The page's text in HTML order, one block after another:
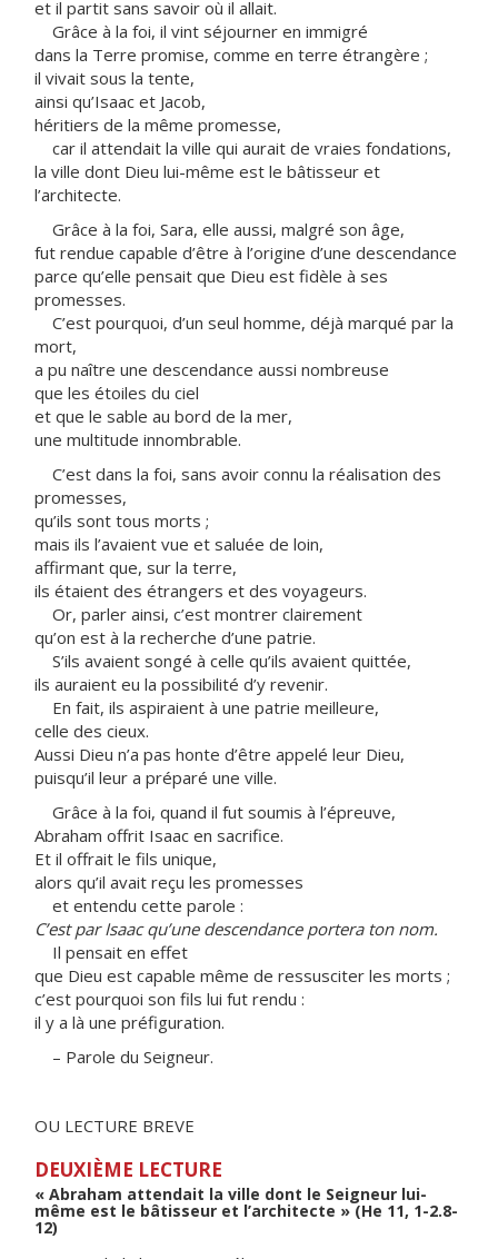
et il partit sans savoir où il allait.
Grâce à la foi, il vint séjourner en immigré
dans la Terre promise, comme en terre étrangère ;
il vivait sous la tente,
ainsi qu’Isaac et Jacob,
héritiers de la même promesse,
car il attendait la ville qui aurait de vraies fondations,
la ville dont Dieu lui-même est le bâtisseur et
l’architecte.
Grâce à la foi, Sara, elle aussi, malgré son âge,
fut rendue capable d’être à l’origine d’une descendance
parce qu’elle pensait que Dieu est fidèle à ses
promesses.
C’est pourquoi, d’un seul homme, déjà marqué par la
mort,
a pu naître une descendance aussi nombreuse
que les étoiles du ciel
et que le sable au bord de la mer,
une multitude innombrable.
C’est dans la foi, sans avoir connu la réalisation des
promesses,
qu’ils sont tous morts ;
mais ils l’avaient vue et saluée de loin,
affirmant que, sur la terre,
ils étaient des étrangers et des voyageurs.
Or, parler ainsi, c’est montrer clairement
qu’on est à la recherche d’une patrie.
S’ils avaient songé à celle qu’ils avaient quittée,
ils auraient eu la possibilité d’y revenir.
En fait, ils aspiraient à une patrie meilleure,
celle des cieux.
Aussi Dieu n’a pas honte d’être appelé leur Dieu,
puisqu’il leur a préparé une ville.
Grâce à la foi, quand il fut soumis à l’épreuve,
Abraham offrit Isaac en sacrifice.
Et il offrait le fils unique,
alors qu’il avait reçu les promesses
et entendu cette parole :
C’est par Isaac qu’une descendance portera ton nom.
Il pensait en effet
que Dieu est capable même de ressusciter les morts ;
c’est pourquoi son fils lui fut rendu :
il y a là une préfiguration.
– Parole du Seigneur.
OU LECTURE BREVE
DEUXIÈME LECTURE
« Abraham attendait la ville dont le Seigneur lui-
même est le bâtisseur et l’architecte » (He 11, 1-2.8-
12)